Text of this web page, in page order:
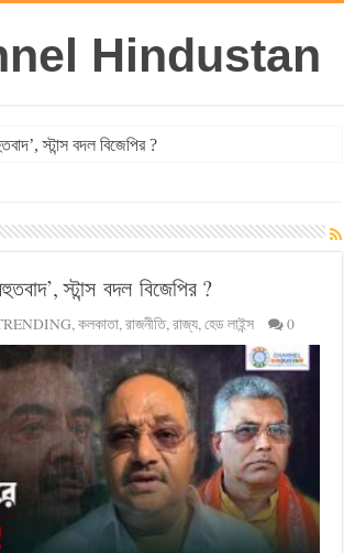
স্টান্স বদল বিজেপির ?
স্টান্স বদল বিজেপির ?
,কলকাতা,রাজনীতি,রাজ্য,হেড লাইন্স 0